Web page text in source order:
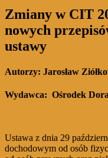
tekst
ustawy
Zmiany w CIT
nowych
ustawy
Autorzy: Jarosław
Wydawca: Ośrodek
Ustawa z dnia 29
dochodowym od osób